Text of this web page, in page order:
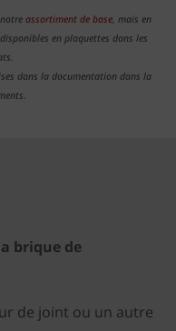
assortiment de base, mais en
en plaquettes dans les
dans la documentation dans la
brique de
de joint ou un autre